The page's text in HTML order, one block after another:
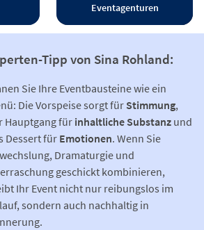
Eventagenturen
Tipp von Sina Rohland:
Sie Ihre Eventbausteine wie ein
Die Vorspeise sorgt für Stimmung,
Hauptgang fürinhaltliche Substanz und
Dessert für Emotionen. Wenn Sie
Dramaturgie und
geschickt kombinieren,
Ihr Event nicht nur reibungslos im
sondern auch nachhaltig in